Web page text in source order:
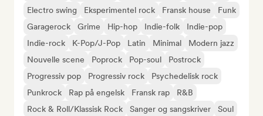
Electro swing
Eksperimentel rock Fransk house
Funk
Garagerock
Grime Hip-hop Indie-folk
Indie-pop
Indie-rock
K-Pop/J-Pop Latin Minimal
Modern jazz
Nouvelle scene
Poprock Pop-soul
Postrock
Progressiv pop
Progressiv rock
Psychedelisk rock
Punkrock
Rap på engelsk Fransk rap
R&B
Rock & Roll/Klassisk Rock
Sanger og sangskriver
Soul